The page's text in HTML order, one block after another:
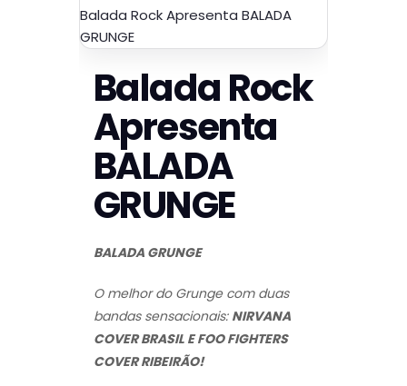
Balada Rock Apresenta BALADA
GRUNGE
Balada Rock
Apresenta
BALADA
GRUNGE
BALADA GRUNGE
O melhor do Grunge com duas
bandas sensacionais: NIRVANA
COVER BRASIL E FOO FIGHTERS
COVER RIBEIRÃO!